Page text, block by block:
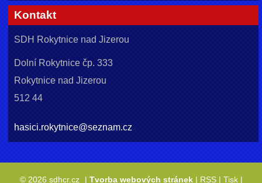
Kontakt
SDH Rokytnice nad Jizerou
Dolní Rokytnice čp. 333
Rokytnice nad Jizerou
512 44
hasici.rokytnice@seznam.cz
© 2026 sdhcr.cz | Tvorba webových stránek| RSS| Tisk|